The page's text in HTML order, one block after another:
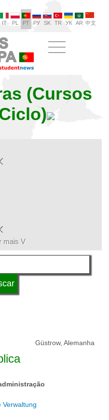
IT PL PT РУ SK TR УК AR 中文
(Cursos
mais V
Güstrow, Alemanha
Verwaltung